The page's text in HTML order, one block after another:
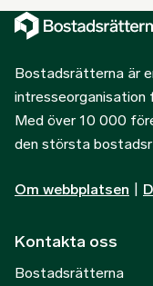
Bostadsrätterna är
intresseorganisation
Med över 10 000
den största
Om webbplatsen
Kontakta oss
Bostadsrätterna